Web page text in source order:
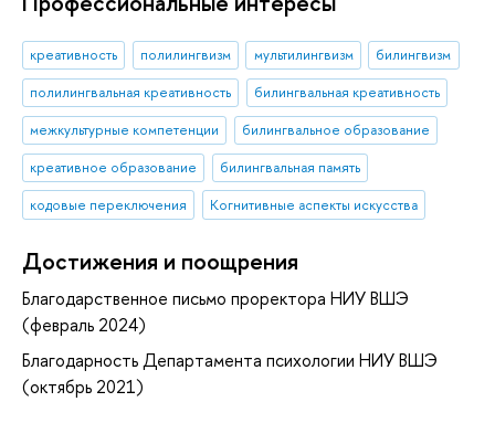
креативность полилингвизм мультилингвизм
билингвизм
полилингвальная креативность
билингвальная креативность
межкультурные компетенции
билингвальное образование
креативное образование
билингвальная память
кодовые переключения
Когнитивные аспекты искусства
Достижения и поощрения
Благодарственное письмо проректора НИУ ВШЭ
(февраль 2024)
Благодарность Департамента психологии НИУ ВШЭ
(октябрь 2021)